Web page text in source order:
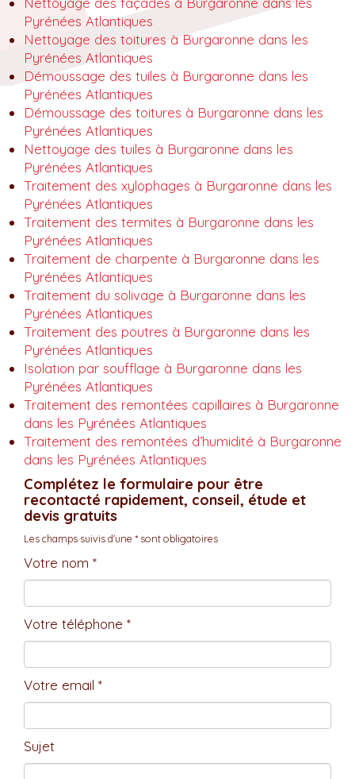
Pyrénées Atlantiques
Nettoyage des toitures à Burgaronne dans les
Pyrénées Atlantiques
Démoussage des tuiles à Burgaronne dans les
Pyrénées Atlantiques
Démoussage des toitures à Burgaronne dans les
Pyrénées Atlantiques
Nettoyage des tuiles à Burgaronne dans les
Pyrénées Atlantiques
Traitement des xylophages à Burgaronne dans les
Pyrénées Atlantiques
Traitement des termites à Burgaronne dans les
Pyrénées Atlantiques
Traitement de charpente à Burgaronne dans les
Pyrénées Atlantiques
Traitement du solivage à Burgaronne dans les
Pyrénées Atlantiques
Traitement des poutres à Burgaronne dans les
Pyrénées Atlantiques
Isolation par soufflage à Burgaronne dans les
Pyrénées Atlantiques
Traitement des remontées capillaires à Burgaronne
dans les Pyrénées Atlantiques
Traitement des remontées d’humidité à Burgaronne
dans les Pyrénées Atlantiques
Complétez le formulaire pour être
recontacté rapidement, conseil, étude et
devis gratuits
Les champs suivis d'une * sont obligatoires
Votre nom *
Votre téléphone *
Votre email *
Sujet